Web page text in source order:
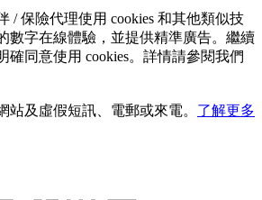
/ 保險代理使用 cookies 和其他類似技
數字在線體驗，並提供精準廣告。繼續
確同意使用 cookies。詳情請參閱我們
站及虛假短訊、電郵或來電。 了解更多